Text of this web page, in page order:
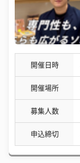
開催日時
開催場所
募集人数
申込締切